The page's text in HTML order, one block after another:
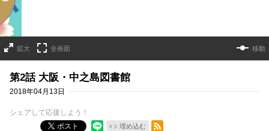
拡大 全画面 移動
第2話 大阪・中之島図書館
2018年04月13日
シェアして応援しよう！
ポスト
埋め込む
RSSフィード